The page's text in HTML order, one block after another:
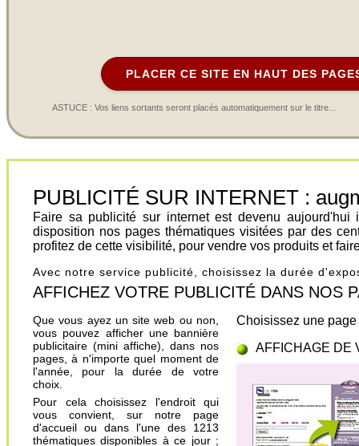
PLACER CE SITE EN HAUT DES
ASTUCE : Vos liens sortants seront placés automatiquement sur le titre...
PUBLICITÉ SUR INTERNET :
Faire sa publicité sur internet est devenu
disposition nos pages thématiques visitées par des
profitez de cette visibilité, pour vendre vos produits et
Avec notre service publicité, choisissez la durée
AFFICHEZ VOTRE PUBLICITÉ DANS NOS
Que vous ayez un site web ou non,
vous pouvez afficher une bannière
publicitaire (mini affiche), dans nos
pages, à n'importe quel moment de
l'année, pour la durée de votre
choix.
Pour cela choisissez l'endroit qui
vous convient, sur notre page
d'accueil ou dans l'une des 1213
thématiques disponibles à ce jour ;
Choisissez une
AFFICHAGE DE